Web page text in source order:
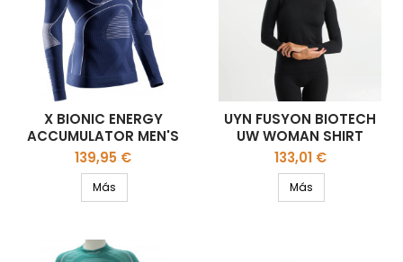
X BIONIC ENERGY
ACCUMULATOR MEN'S
Precio
139,95 €
Más
UYN FUSYON BIOTECH
UW WOMAN SHIRT
LONG
Precio
133,01 €
Más